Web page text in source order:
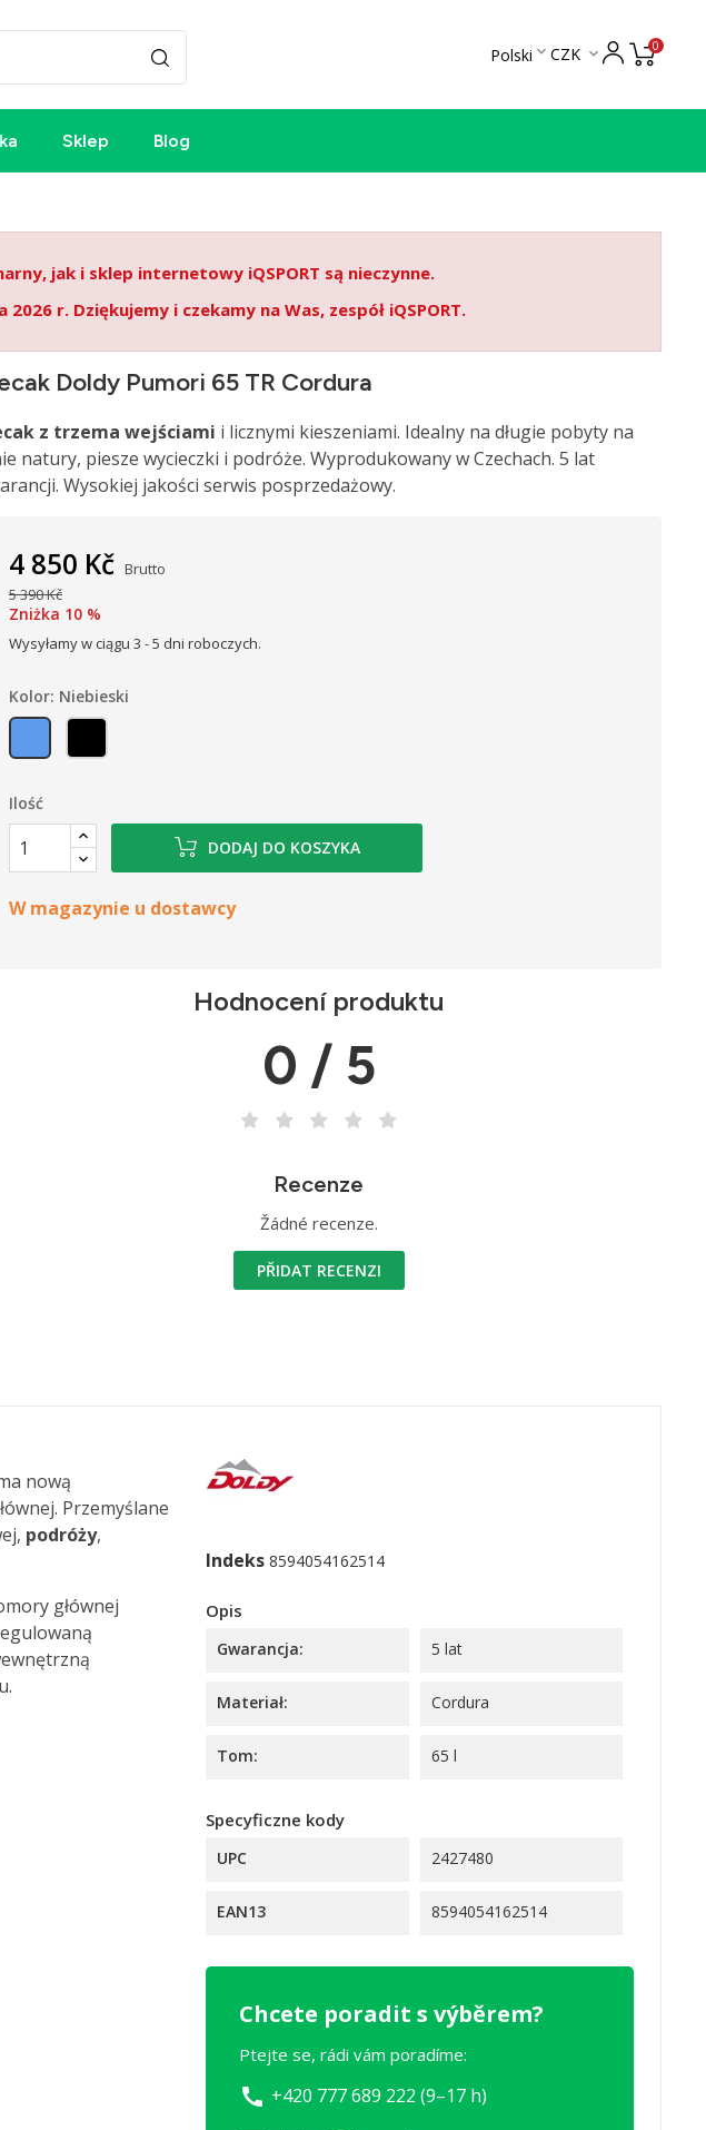
Polski  CZK  0
Sklep Blog
jak i sklep internetowy iQSPORT są nieczynne.
r. Dziękujemy i czekamy na Was, zespół iQSPORT.
Doldy Pumori 65 TR Cordura
z trzema wejściami i licznymi kieszeniami. Idealny na długie pobyty na
natury, piesze wycieczki i podróże. Wyprodukowany w Czechach. 5 lat
Wysokiej jakości serwis posprzedażowy.
4 850 Kč Brutto
5 390 Kč
Zniżka 10 %
Wysyłamy w ciągu 3 - 5 dni roboczych.
Kolor: Niebieski
NiebieskiCzarny
Ilość
DODAJ DO KOSZYKA
W magazynie u dostawcy
Hodnocení produktu
0 / 5
Recenze
Žádné recenze.
PŘIDAT RECENZI
nową
Przemyślane
podróży,
głównej
Indeks 8594054162514
Opis
Gwarancja: 5 lat
Materiał: Cordura
Tom: 65 l
Specyficzne kody
UPC 2427480
EAN13 8594054162514
Chcete poradit s výběrem?
Ptejte se, rádi vám poradíme:
call +420 777 689 222 (9–17 h)